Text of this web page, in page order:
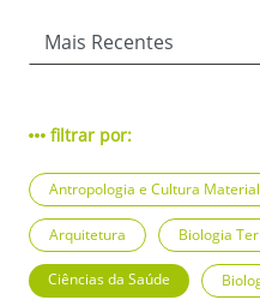
filtrar por:
Antropologia e Cultura Material
Arquitetura Biologia
Ciências da Saúde